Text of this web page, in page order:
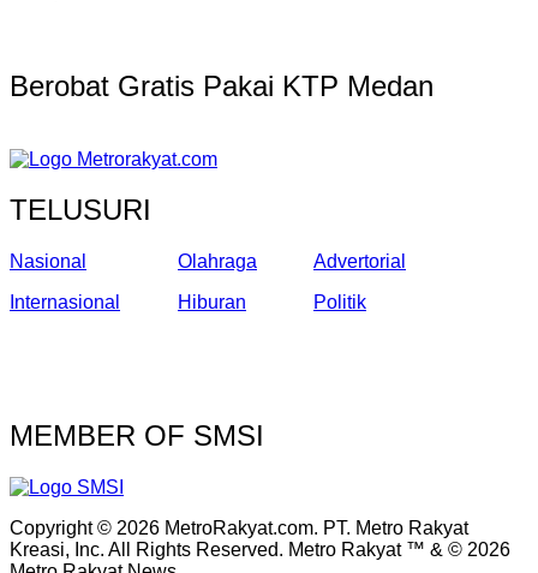
Berobat Gratis Pakai KTP Medan
TELUSURI
Nasional Olahraga
Advertorial
Internasional
Hiburan Politik
MEMBER OF SMSI
Copyright © 2026 MetroRakyat.com. PT. Metro Rakyat
Kreasi, Inc. All Rights Reserved. Metro Rakyat ™ & © 2026